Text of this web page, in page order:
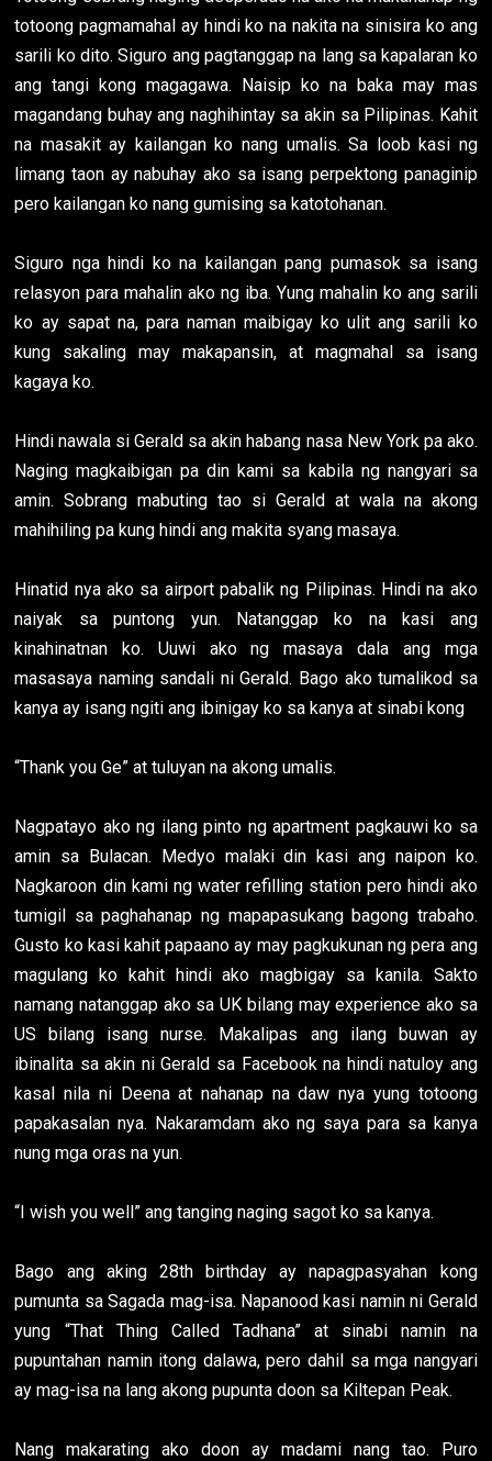
totoong pagmamahal ay hindi ko na nakita na sinisira ko ang
sarili ko dito. Siguro ang pagtanggap na lang sa kapalaran ko
ang tangi kong magagawa. Naisip ko na baka may mas
magandang buhay ang naghihintay sa akin sa Pilipinas. Kahit
na masakit ay kailangan ko nang umalis. Sa loob kasi ng
limang taon ay nabuhay ako sa isang perpektong panaginip
pero kailangan ko nang gumising sa katotohanan.
Siguro nga hindi ko na kailangan pang pumasok sa isang
relasyon para mahalin ako ng iba. Yung mahalin ko ang sarili
ko ay sapat na, para naman maibigay ko ulit ang sarili ko
kung sakaling may makapansin, at magmahal sa isang
kagaya ko.
Hindi nawala si Gerald sa akin habang nasa New York pa ako.
Naging magkaibigan pa din kami sa kabila ng nangyari sa
amin. Sobrang mabuting tao si Gerald at wala na akong
mahihiling pa kung hindi ang makita syang masaya.
Hinatid nya ako sa airport pabalik ng Pilipinas. Hindi na ako
naiyak sa puntong yun. Natanggap ko na kasi ang
kinahinatnan ko. Uuwi ako ng masaya dala ang mga
masasaya naming sandali ni Gerald. Bago ako tumalikod sa
kanya ay isang ngiti ang ibinigay ko sa kanya at sinabi kong
“Thank you Ge” at tuluyan na akong umalis.
Nagpatayo ako ng ilang pinto ng apartment pagkauwi ko sa
amin sa Bulacan. Medyo malaki din kasi ang naipon ko.
Nagkaroon din kami ng water refilling station pero hindi ako
tumigil sa paghahanap ng mapapasukang bagong trabaho.
Gusto ko kasi kahit papaano ay may pagkukunan ng pera ang
magulang ko kahit hindi ako magbigay sa kanila. Sakto
namang natanggap ako sa UK bilang may experience ako sa
US bilang isang nurse. Makalipas ang ilang buwan ay
ibinalita sa akin ni Gerald sa Facebook na hindi natuloy ang
kasal nila ni Deena at nahanap na daw nya yung totoong
papakasalan nya. Nakaramdam ako ng saya para sa kanya
nung mga oras na yun.
“I wish you well” ang tanging naging sagot ko sa kanya.
Bago ang aking 28th birthday ay napagpasyahan kong
pumunta sa Sagada mag-isa. Napanood kasi namin ni Gerald
yung “That Thing Called Tadhana” at sinabi namin na
pupuntahan namin itong dalawa, pero dahil sa mga nangyari
ay mag-isa na lang akong pupunta doon sa Kiltepan Peak.
Nang makarating ako doon ay madami nang tao. Puro